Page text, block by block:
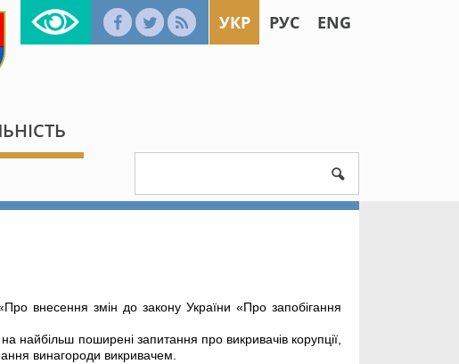
УКР РУС ENG
внесення змін до закону України «Про запобігання
на найбільш поширені запитання про викривачів корупції,
винагороди викривачем.